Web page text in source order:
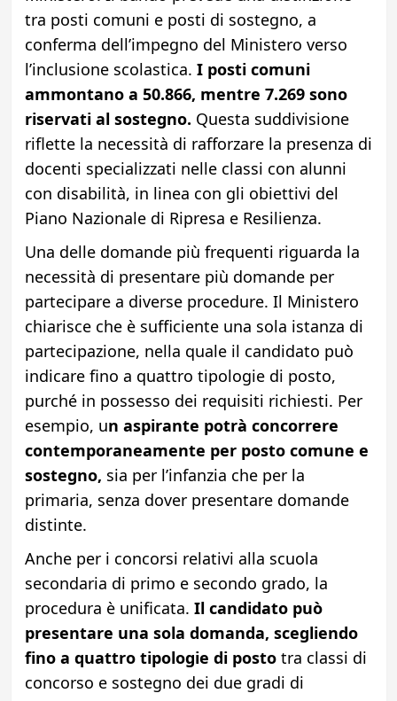
tra posti comuni e posti di sostegno, a
conferma dell’impegno del Ministero verso
l’inclusione scolastica. I posti comuni
ammontano a 50.866, mentre 7.269 sono
riservati al sostegno. Questa suddivisione
riflette la necessità di rafforzare la presenza di
docenti specializzati nelle classi con alunni
con disabilità, in linea con gli obiettivi del
Piano Nazionale di Ripresa e Resilienza.
Una delle domande più frequenti riguarda la
necessità di presentare più domande per
partecipare a diverse procedure. Il Ministero
chiarisce che è sufficiente una sola istanza di
partecipazione, nella quale il candidato può
indicare fino a quattro tipologie di posto,
purché in possesso dei requisiti richiesti. Per
esempio, un aspirante potrà concorrere
contemporaneamente per posto comune e
sostegno, sia per l’infanzia che per la
primaria, senza dover presentare domande
distinte.
Anche per i concorsi relativi alla scuola
secondaria di primo e secondo grado, la
procedura è unificata. Il candidato può
presentare una sola domanda, scegliendo
fino a quattro tipologie di postotra classi di
concorso e sostegno dei due gradi di